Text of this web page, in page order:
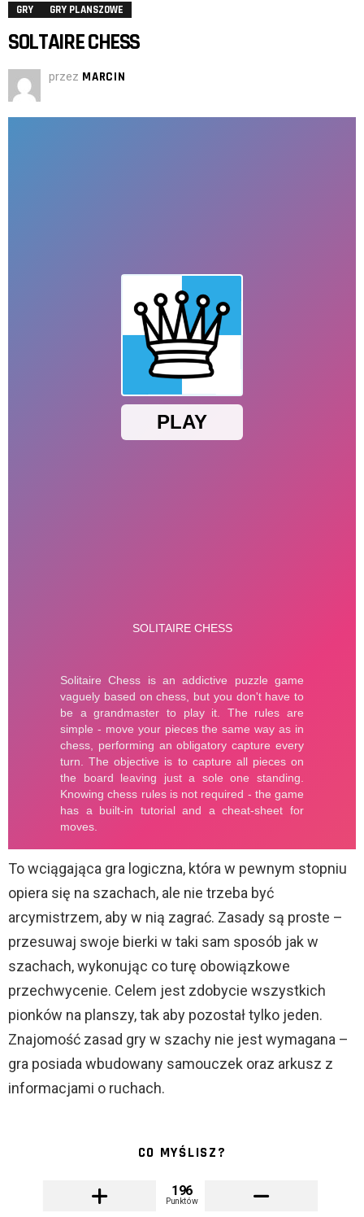
GRY GRY PLANSZOWE
SOLTAIRE CHESS
przez MARCIN
To wciągająca gra logiczna, która w pewnym stopniu
opiera się na szachach, ale nie trzeba być
arcymistrzem, aby w nią zagrać. Zasady są proste –
przesuwaj swoje bierki w taki sam sposób jak w
szachach, wykonując co turę obowiązkowe
przechwycenie. Celem jest zdobycie wszystkich
pionków na planszy, tak aby pozostał tylko jeden.
Znajomość zasad gry w szachy nie jest wymagana –
gra posiada wbudowany samouczek oraz arkusz z
informacjami o ruchach.
CO MYŚLISZ?
196
Punktów